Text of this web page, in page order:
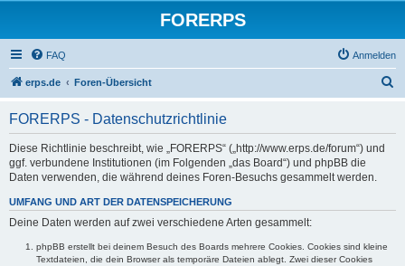
FORERPS
FAQ Anmelden
erps.de Foren-Übersicht
FORERPS - Datenschutzrichtlinie
Diese Richtlinie beschreibt, wie „FORERPS“ („http://www.erps.de/forum“) und
ggf. verbundene Institutionen (im Folgenden „das Board“) und phpBB die
Daten verwenden, die während deines Foren-Besuchs gesammelt werden.
UMFANG UND ART DER DATENSPEICHERUNG
Deine Daten werden auf zwei verschiedene Arten gesammelt:
phpBB erstellt bei deinem Besuch des Boards mehrere Cookies. Cookies sind kleine
Textdateien, die dein Browser als temporäre Dateien ablegt. Zwei dieser Cookies